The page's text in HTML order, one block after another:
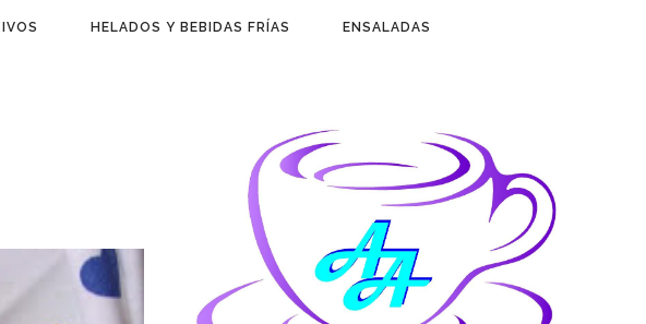
HELADOS Y BEBIDAS FRÍAS ENSALADAS